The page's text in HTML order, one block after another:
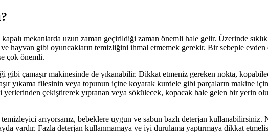
mekanlarda uzun zaman geçirildiği zaman önemli hale gelir. Üzerinde
hayvan gibi oyuncakların temizliğini ihmal etmemek gerekir. Bir sebeple evden
çok önemli.
gibi çamaşır makinesinde de yıkanabilir. Dikkat etmeniz gereken nokta,
yıkama filesinin veya topunun içine koyarak kurdele gibi parçaların makine
çekiştirerek yıpranan veya sökülecek, kopacak hale gelen bir yerin
arıyorsanız, bebeklere uygun ve sabun bazlı deterjan kullanabilirsiniz.
vardır. Fazla deterjan kullanmamaya ve iyi durulama yaptırmaya dikkat